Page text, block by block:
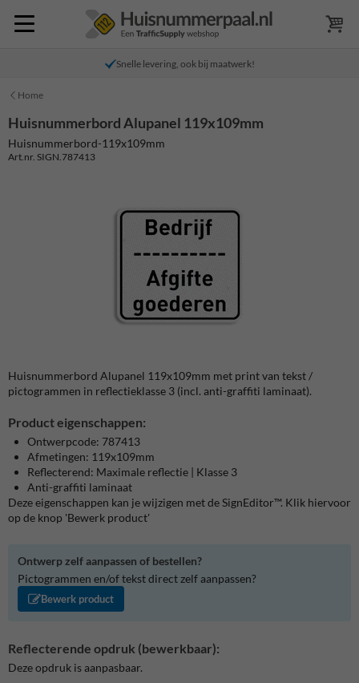
Snelle levering, ook bij maatwerk!
Home
Huisnummerbord Alupanel 119x109mm
Huisnummerbord-119x109mm
Art.nr. SIGN.787413
Huisnummerbord Alupanel 119x109mm met print van tekst /
pictogrammen in reflectieklasse 3 (incl. anti-graffiti laminaat).
Product eigenschappen:
Ontwerpcode: 787413
Afmetingen: 119x109mm
Reflecterend: Maximale reflectie | Klasse 3
Anti-graffiti laminaat
Deze eigenschappen kan je wijzigen met de SignEditor™. Klik hiervoor
op de knop 'Bewerk product'
Ontwerp zelf aanpassen of bestellen?
Pictogrammen en/of tekst direct zelf aanpassen?
Bewerk product
Reflecterende opdruk (bewerkbaar):
Deze opdruk is aanpasbaar.